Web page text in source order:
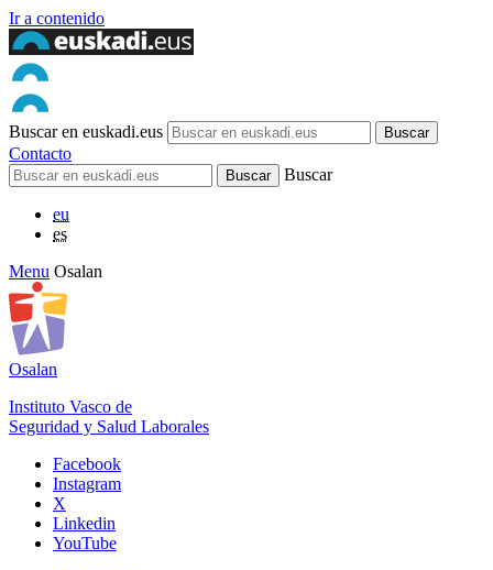
Ir a contenido
Buscar en euskadi.eus
Contacto
Buscar
eu
es
Menu Osalan
Osalan
Instituto Vasco de
Seguridad y Salud Laborales
Facebook
Instagram
X
Linkedin
YouTube